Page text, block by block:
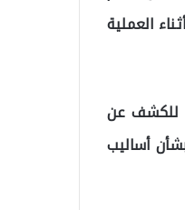
العملية
للكشف عن
أساليب